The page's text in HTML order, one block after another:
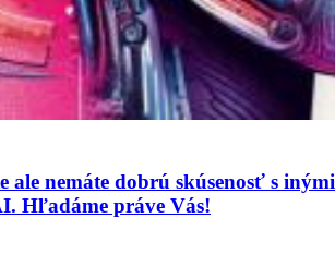
ale nemáte dobrú skúsenosť s
Hľadáme práve Vás!